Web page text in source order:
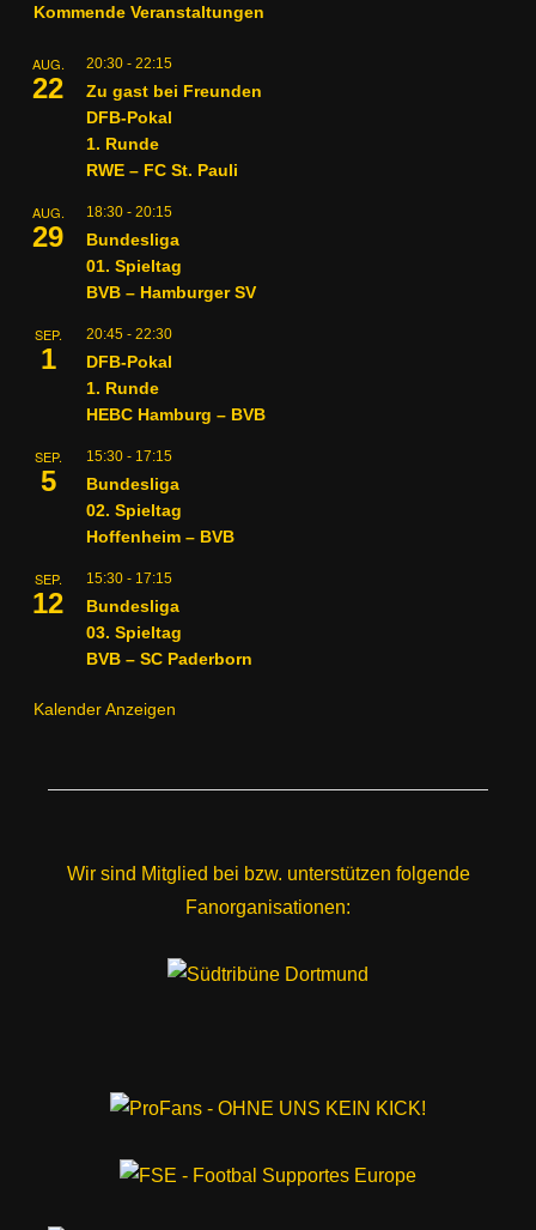
Kommende Veranstaltungen
AUG.
22
20:30 - 22:15
Zu gast bei Freunden
DFB-Pokal
1. Runde
RWE – FC St. Pauli
AUG.
29
18:30 - 20:15
Bundesliga
01. Spieltag
BVB – Hamburger SV
SEP.
1
20:45 - 22:30
DFB-Pokal
1. Runde
HEBC Hamburg – BVB
SEP.
5
15:30 - 17:15
Bundesliga
02. Spieltag
Hoffenheim – BVB
SEP.
12
15:30 - 17:15
Bundesliga
03. Spieltag
BVB – SC Paderborn
Kalender Anzeigen
Wir sind Mitglied bei bzw. unterstützen folgende
Fanorganisationen: